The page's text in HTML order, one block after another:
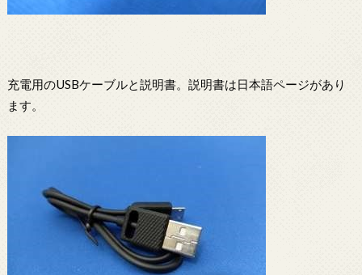
充電用のUSBケーブルと説明書。説明書は日本語ページがあり
ます。